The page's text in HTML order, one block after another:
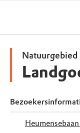
Natuurgebied